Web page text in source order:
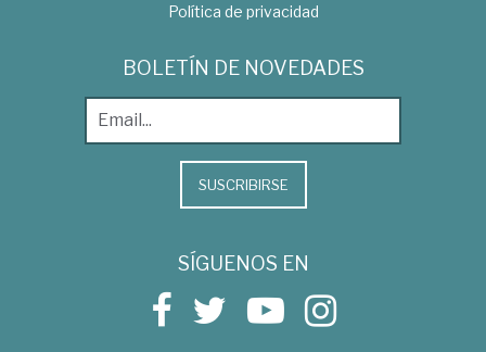
Política de privacidad
BOLETÍN DE NOVEDADES
SUSCRIBIRSE
SÍGUENOS EN